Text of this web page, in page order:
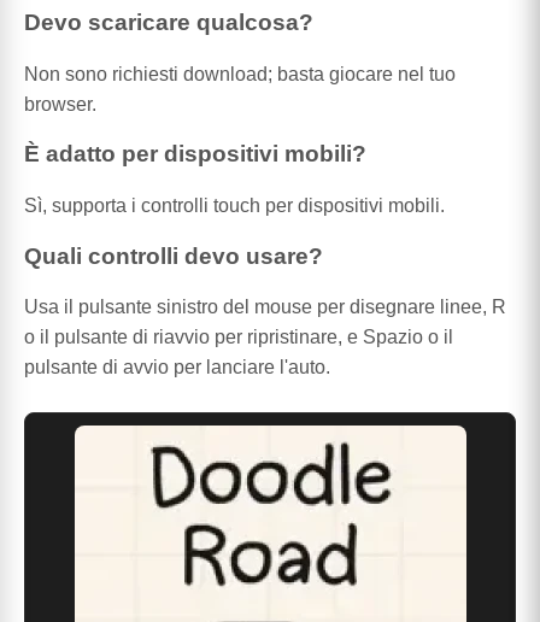
Devo scaricare qualcosa?
Non sono richiesti download; basta giocare nel tuo
browser.
È adatto per dispositivi mobili?
Sì, supporta i controlli touch per dispositivi mobili.
Quali controlli devo usare?
Usa il pulsante sinistro del mouse per disegnare linee, R
o il pulsante di riavvio per ripristinare, e Spazio o il
pulsante di avvio per lanciare l'auto.